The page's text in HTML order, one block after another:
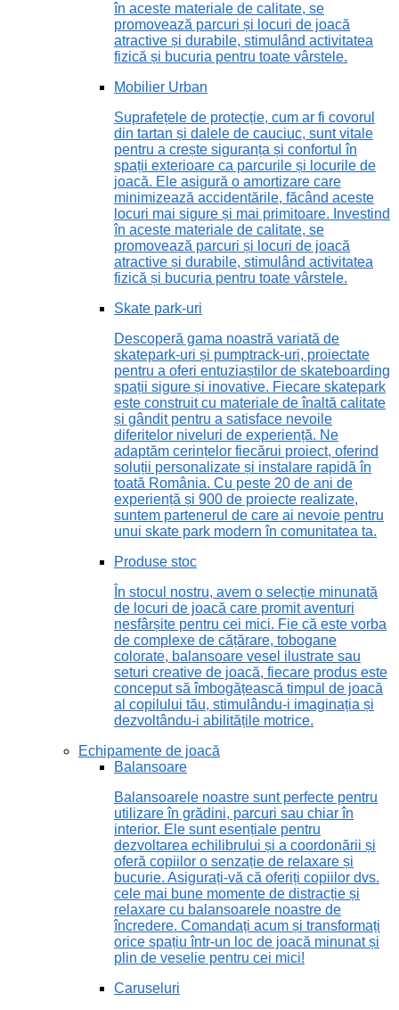
în aceste materiale de calitate, se
promovează parcuri și locuri de joacă
atractive și durabile, stimulând activitatea
fizică și bucuria pentru toate vârstele.
Mobilier Urban
Suprafețele de protecție, cum ar fi covorul
din tartan și dalele de cauciuc, sunt vitale
pentru a crește siguranța și confortul în
spații exterioare ca parcurile și locurile de
joacă. Ele asigură o amortizare care
minimizează accidentările, făcând aceste
locuri mai sigure și mai primitoare. Investind
în aceste materiale de calitate, se
promovează parcuri și locuri de joacă
atractive și durabile, stimulând activitatea
fizică și bucuria pentru toate vârstele.
Skate park-uri
Descoperă gama noastră variată de
skatepark-uri și pumptrack-uri, proiectate
pentru a oferi entuziaștilor de skateboarding
spații sigure și inovative. Fiecare skatepark
este construit cu materiale de înaltă calitate
și gândit pentru a satisface nevoile
diferitelor niveluri de experiență. Ne
adaptăm cerințelor fiecărui proiect, oferind
soluții personalizate și instalare rapidă în
toată România. Cu peste 20 de ani de
experiență și 900 de proiecte realizate,
suntem partenerul de care ai nevoie pentru
unui skate park modern în comunitatea ta.
Produse stoc
În stocul nostru, avem o selecție minunată
de locuri de joacă care promit aventuri
nesfârșite pentru cei mici. Fie că este vorba
de complexe de cățărare, tobogane
colorate, balansoare vesel ilustrate sau
seturi creative de joacă, fiecare produs este
conceput să îmbogățească timpul de joacă
al copilului tău, stimulându-i imaginația și
dezvoltându-i abilitățile motrice.
Echipamente de joacă
Balansoare
Balansoarele noastre sunt perfecte pentru
utilizare în grădini, parcuri sau chiar în
interior. Ele sunt esențiale pentru
dezvoltarea echilibrului și a coordonării și
oferă copiilor o senzație de relaxare și
bucurie. Asigurați-vă că oferiți copiilor dvs.
cele mai bune momente de distracție și
relaxare cu balansoarele noastre de
încredere. Comandați acum și transformați
orice spațiu într-un loc de joacă minunat și
plin de veselie pentru cei mici!
Caruseluri